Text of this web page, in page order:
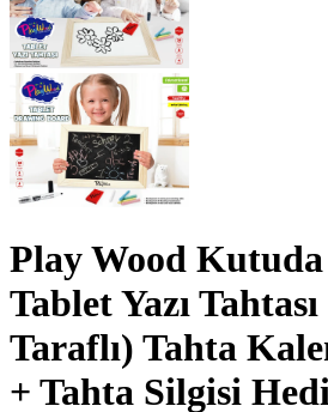
Play Wood Kutuda
Tablet Yazı
Taraflı) Tahta
+ Tahta Silgisi